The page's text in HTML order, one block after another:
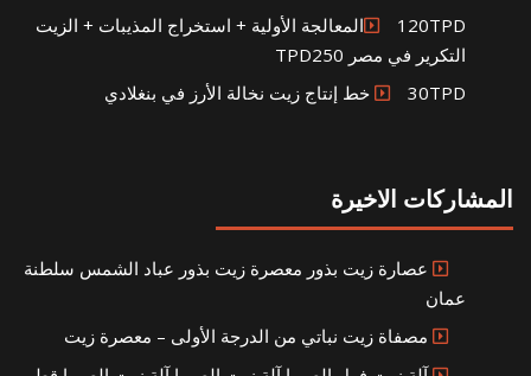
120TPDالمعالجة الأولية + استخراج المذيبات + الزيت
التكرير في مصر TPD250
30TPD خط إنتاج زيت نخالة الأرز في بنغلادي
المشاركات الاخيرة
عصارة زيت بذور معصرة زيت بذور عباد الشمس سلطنة
عمان
مصفاة زيت نباتي من الدرجة الأولى – معصرة زيت